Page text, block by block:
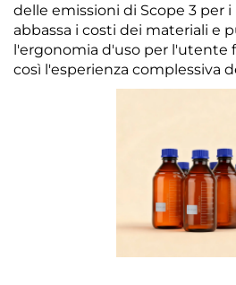
delle emissioni di Scope 3 per
abbassa i costi dei materiali e
l'ergonomia d'uso per l'utente
così l'esperienza complessiva